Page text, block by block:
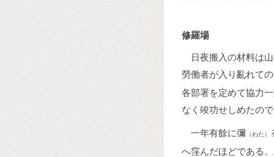
修羅場
日夜搬入の材料は
勞働者が入り亂れて
各部署を定めて協力
なく竣功せしめたの
一年有餘に彌 （わた）
へ窪んだほどである